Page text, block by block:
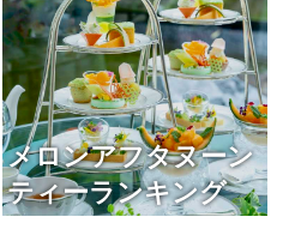
メロンアフタヌーン
ティーランキング